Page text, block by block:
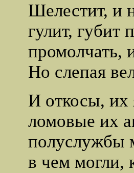
Шелестит, и
гулит, губит
промолчать,
Но слепая
И откосы, их
ломовые их
полуслужбы
в чем могли,